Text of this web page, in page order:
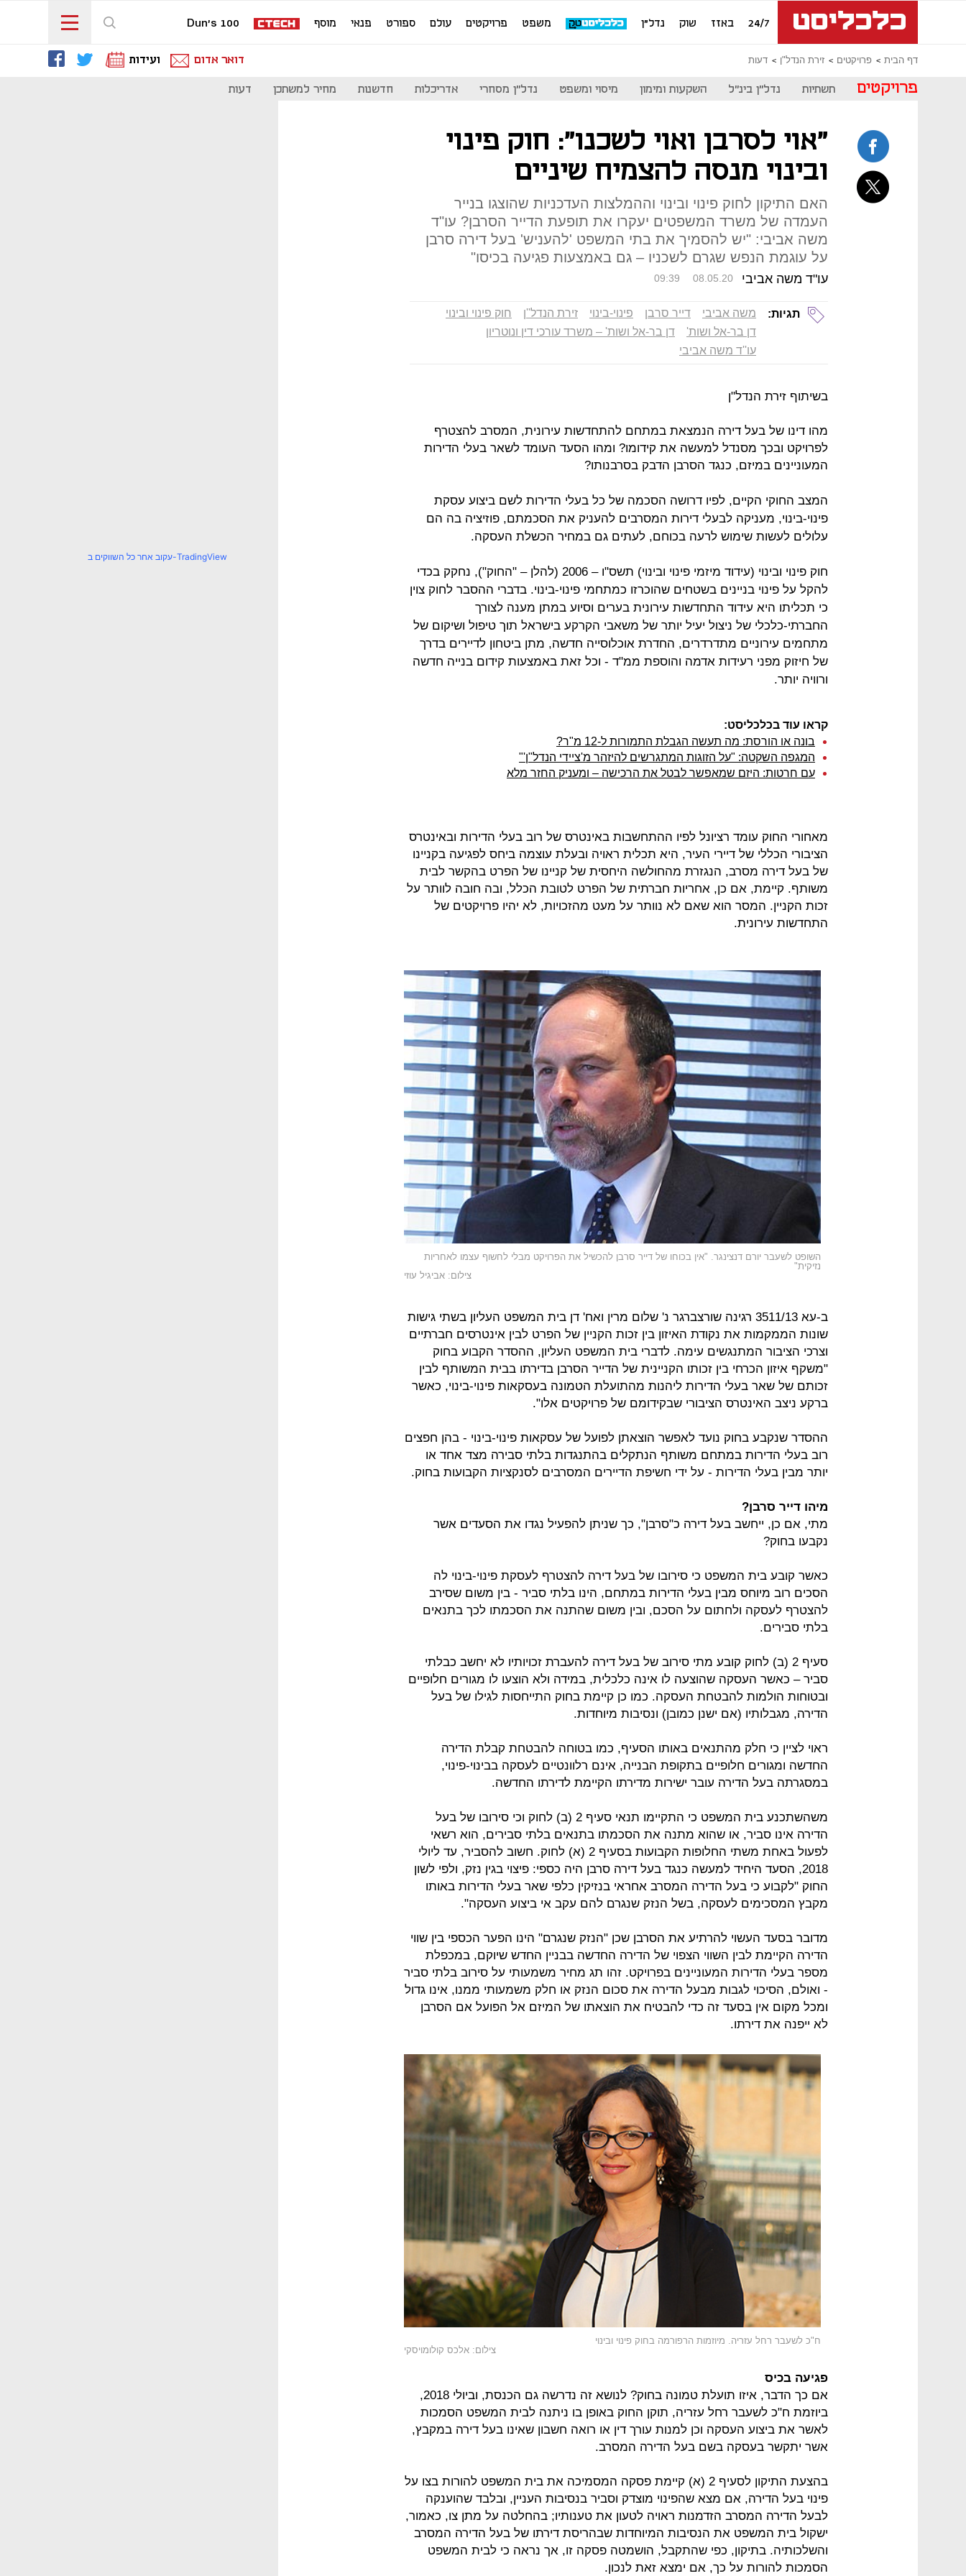
24/7 באזז שוק נדל"ן משפט פרויקטים עולם ספורט פנאי מוסף Dun's 100
דף הבית פרויקטים זירת הנדל"ן דעות דואר אדום ועידות
פרויקטים תשתיות נדל"ן בינ"ל השקעות ומימון מיסוי ומשפט נדל"ן מסחרי אדריכלות חדשנות מחיר למשתכן דעות
"אוי לסרבן ואוי לשכנו": חוק פינוי
ובינוי מנסה להצמיח שיניים
האם התיקון לחוק פינוי ובינוי וההמלצות העדכניות שהוצגו בנייר
העמדה של משרד המשפטים יעקרו את תופעת הדייר הסרבן? עו"ד
משה אביבי: "יש להסמיך את בתי המשפט 'להעניש' בעל דירה סרבן
על עוגמת הנפש שגרם לשכניו – גם באמצעות פגיעה בכיסו"
עו"ד משה אביבי 09:39 08.05.20
תגיות: משה אביבי דייר סרבן פינוי-בינוי זירת הנדל''ן
חוק פינוי ובינוי
דן בר-אל ושות'
דן בר-אל ושות' – משרד עורכי דין ונוטריון
עו''ד משה אביבי
בשיתוף זירת הנדל"ן
מהו דינו של בעל דירה הנמצאת במתחם להתחדשות עירונית, המסרב להצטרף
לפרויקט ובכך מסנדל למעשה את קידומו? ומהו הסעד העומד לשאר בעלי הדירות
המעוניינים במיזם, כנגד הסרבן הדבק בסרבנותו?
המצב החוקי הקיים, לפיו דרושה הסכמה של כל בעלי הדירות לשם ביצוע עסקת
פינוי-בינוי, מעניקה לבעלי דירות המסרבים להעניק את הסכמתם, פוזיציה בה הם
עלולים לעשות שימוש לרעה בכוחם, לעתים גם במחיר הכשלת העסקה.
חוק פינוי ובינוי (עידוד מיזמי פינוי ובינוי) תשס"ו – 2006 (להלן – "החוק"), נחקק בכדי
להקל על פינוי בניינים בשטחים שהוכרזו כמתחמי פינוי-בינוי. בדברי ההסבר לחוק צוין
כי תכליתו היא עידוד התחדשות עירונית בערים וסיוע במתן מענה לצורך
החברתי-כלכלי של ניצול יעיל יותר של משאבי הקרקע בישראל תוך טיפול ושיקום של
מתחמים עירוניים מתדרדרים, החדרת אוכלוסייה חדשה, מתן ביטחון לדיירים בדרך
של חיזוק מפני רעידות אדמה והוספת ממ"ד - וכל זאת באמצעות קידום בנייה חדשה
ורוויה יותר.
קראו עוד בכלכליסט:
בונה או הורסת: מה תעשה הגבלת התמורות ל-12 מ"ר?
המגפה השקטה: "על הזוגות המתגרשים להיזהר מ'ציידי הנדל"ן'"
עם חרטות: היזם שמאפשר לבטל את הרכישה – ומעניק החזר מלא
מאחורי החוק עומד רציונל לפיו ההתחשבות באינטרס של רוב בעלי הדירות ובאינטרס
הציבורי הכללי של דיירי העיר, היא תכלית ראויה ובעלת עוצמה ביחס לפגיעה בקניינו
של בעל דירה מסרב, הנגזרת מהחולשה היחסית של קניינו של הפרט בהקשר לבית
משותף. קיימת, אם כן, אחריות חברתית של הפרט לטובת הכלל, ובה חובה לוותר על
זכות הקניין. המסר הוא שאם לא נוותר על מעט מהזכויות, לא יהיו פרויקטים של
התחדשות עירונית.
השופט לשעבר יורם דנצינגר. "אין בכוחו של דייר סרבן להכשיל את הפרויקט מבלי לחשוף עצמו לאחריות
נזיקית"
צילום: אביגיל עוזי
ב-עא 3511/13 רגינה שורצברגר נ' שלום מרין ואח' דן בית המשפט העליון בשתי גישות
שונות הממקמות את נקודת האיזון בין זכות הקניין של הפרט לבין אינטרסים חברתיים
וצרכי הציבור המתנגשים עימה. לדברי בית המשפט העליון, ההסדר הקבוע בחוק
"משקף איזון הכרחי בין זכותו הקניינית של הדייר הסרבן בדירתו בבית המשותף לבין
זכותם של שאר בעלי הדירות ליהנות מהתועלת הטמונה בעסקאות פינוי-בינוי, כאשר
ברקע ניצב האינטרס הציבורי שבקידומם של פרויקטים אלו".
ההסדר שנקבע בחוק נועד לאפשר הוצאתן לפועל של עסקאות פינוי-בינוי - בהן חפצים
רוב בעלי הדירות במתחם משותף הנתקלים בהתנגדות בלתי סבירה מצד אחד או
יותר מבין בעלי הדירות - על ידי חשיפת הדיירים המסרבים לסנקציות הקבועות בחוק.
מיהו דייר סרבן?
מתי, אם כן, ייחשב בעל דירה כ"סרבן", כך שניתן להפעיל נגדו את הסעדים אשר
נקבעו בחוק?
כאשר קובע בית המשפט כי סירובו של בעל דירה להצטרף לעסקת פינוי-בינוי לה
הסכים רוב מיוחס מבין בעלי הדירות במתחם, הינו בלתי סביר - בין משום שסירב
להצטרף לעסקה ולחתום על הסכם, ובין משום שהתנה את הסכמתו לכך בתנאים
בלתי סבירים.
סעיף 2 (ב) לחוק קובע מתי סירוב של בעל דירה להעברת זכויותיו לא יחשב כבלתי
סביר – כאשר העסקה שהוצעה לו אינה כלכלית, במידה ולא הוצעו לו מגורים חלופיים
ובטוחות הולמות להבטחת העסקה. כמו כן קיימת בחוק התייחסות לגילו של בעל
הדירה, מגבלותיו (אם ישנן כמובן) ונסיבות מיוחדות.
ראוי לציין כי חלק מהתנאים באותו הסעיף, כמו בטוחה להבטחת קבלת הדירה
החדשה ומגורים חלופיים בתקופת הבנייה, אינם רלוונטיים לעסקה בבינוי-פינוי,
במסגרתה בעל הדירה עובר ישירות מדירתו הקיימת לדירתו החדשה.
משהשתכנע בית המשפט כי התקיימו תנאי סעיף 2 (ב) לחוק וכי סירובו של בעל
הדירה אינו סביר, או שהוא מתנה את הסכמתו בתנאים בלתי סבירים, הוא רשאי
לפעול באחת משתי החלופות הקבועות בסעיף 2 (א) לחוק. חשוב להסביר, עד ליולי
2018, הסעד היחיד למעשה כנגד בעל דירה סרבן היה כספי: פיצוי בגין נזק, ולפי לשון
החוק "לקבוע כי בעל הדירה המסרב אחראי בנזיקין כלפי שאר בעלי הדירות באותו
מקבץ המסכימים לעסקה, בשל הנזק שנגרם להם עקב אי ביצוע העסקה".
מדובר בסעד העשוי להרתיע את הסרבן שכן "הנזק שנגרם" הינו הפער הכספי בין שווי
הדירה הקיימת לבין השווי הצפוי של הדירה החדשה בבניין החדש שיוקם, במכפלת
מספר בעלי הדירות המעוניינים בפרויקט. זהו תג מחיר משמעותי על סירוב בלתי סביר
- ואולם, הסיכוי לגבות מבעל הדירה את סכום הנזק או חלק משמעותי ממנו, אינו גדול
ומכל מקום אין בסעד זה כדי להבטיח את הוצאתו של המיזם אל הפועל אם הסרבן
לא ייפנה את דירתו.
ח"כ לשעבר רחל עזריה. מיוזמות הרפורמה בחוק פינוי ובינוי
צילום: אלכס קולומויסקי
פגיעה בכיס
אם כך הדבר, איזו תועלת טמונה בחוק? לנושא זה נדרשה גם הכנסת, וביולי 2018,
ביוזמת ח"כ לשעבר רחל עזריה, תוקן החוק באופן בו ניתנה לבית המשפט הסמכות
לאשר את ביצוע העסקה וכן למנות עורך דין או רואה חשבון שאינו בעל דירה במקבץ,
אשר יתקשר בעסקה בשם בעל הדירה המסרב.
בהצעת התיקון לסעיף 2 (א) קיימת פסקה המסמיכה את בית המשפט להורות בצו על
פינוי בעל הדירה, אם מצא שהפינוי מוצדק וסביר בנסיבות העניין, ובלבד שהוענקה
לבעל הדירה המסרב הזדמנות ראויה לטעון את טענותיו; בהחלטה על מתן צו, כאמור,
ישקול בית המשפט את הנסיבות המיוחדות שבהריסת דירתו של בעל הדירה המסרב
והשלכותיה. בתיקון, כפי שהתקבל, הושמטה פסקה זו, אך נראה כי לבית המשפט
הסמכות להורות על כך, אם ימצא זאת לנכון.
עקוב אחר כל השווקים ב-TradingView